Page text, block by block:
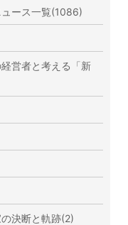
ュース一覧(1086)
営者と考える「新
決断と軌跡(2)